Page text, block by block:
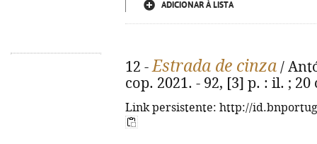
ADICIONAR À LISTA
12 -Estrada de cinza /
cop. 2021. - 92, [3] p. : il. ;
Link persistente: http://